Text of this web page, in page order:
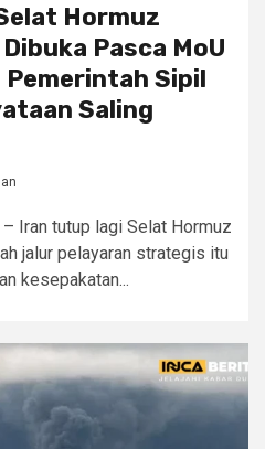
Hormuz
Pasca MoU
Pemerintah Sipil
Saling
Iran tutup lagi Selat Hormuz
jalur pelayaran strategis itu
kesepakatan...